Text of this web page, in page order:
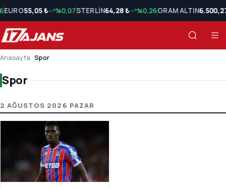
EURO55,05 ₺ %0,07STERLİN64,28 ₺ %0,26GRAM ALTIN
Anasayfa Spor
Spor
Spor Son Haberler
2 AĞUSTOS 2026 PAZAR